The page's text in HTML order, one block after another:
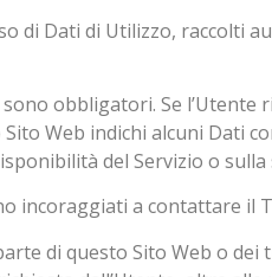
di Dati di Utilizzo, raccolti
obbligatori. Se
Web indichi alcuni Dati
del Servizio o
incoraggiati a contattare il
di questo Sito Web o